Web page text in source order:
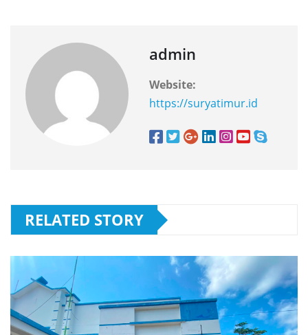
admin
Website:
https://suryatimur.id
RELATED STORY